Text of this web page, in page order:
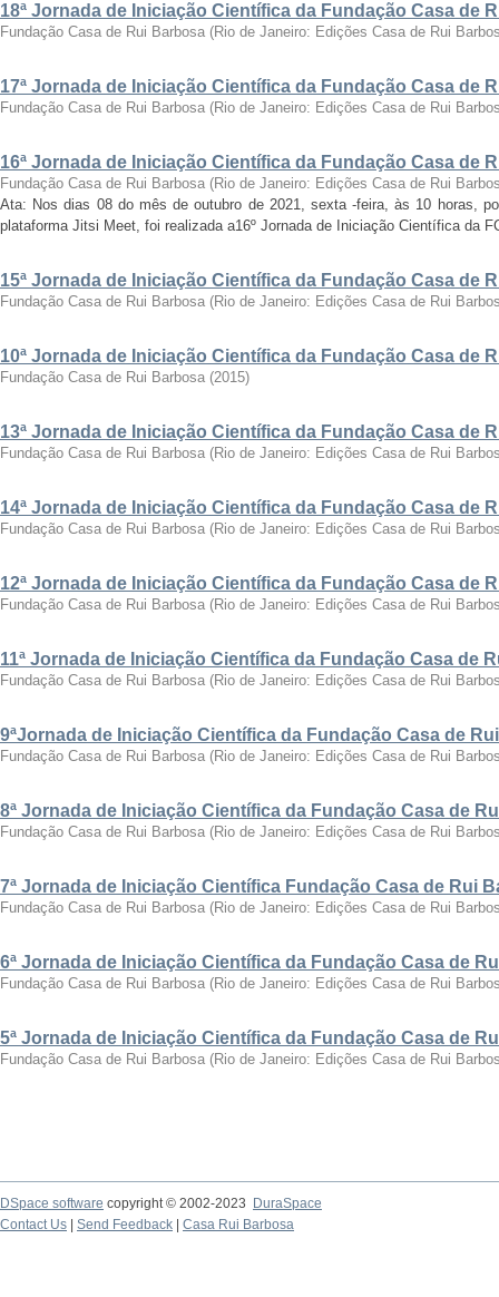
18ª Jornada de Iniciação Científica da Fundação Casa de
Fundação Casa de Rui Barbosa (Rio de Janeiro: Edições Casa de Rui
17ª Jornada de Iniciação Científica da Fundação Casa de
Fundação Casa de Rui Barbosa (Rio de Janeiro: Edições Casa de Rui
16ª Jornada de Iniciação Científica da Fundação Casa de
Fundação Casa de Rui Barbosa (Rio de Janeiro: Edições Casa de Rui
Ata: Nos dias 08 do mês de outubro de 2021, sexta -feira, às 10 horas,
plataforma Jitsi Meet, foi realizada a16º Jornada de Iniciação Científica da
15ª Jornada de Iniciação Científica da Fundação Casa de
Fundação Casa de Rui Barbosa (Rio de Janeiro: Edições Casa de Rui
10ª Jornada de Iniciação Científica da Fundação Casa de
Fundação Casa de Rui Barbosa (2015)
13ª Jornada de Iniciação Científica da Fundação Casa de
Fundação Casa de Rui Barbosa (Rio de Janeiro: Edições Casa de Rui
14ª Jornada de Iniciação Científica da Fundação Casa de
Fundação Casa de Rui Barbosa (Rio de Janeiro: Edições Casa de Rui
12ª Jornada de Iniciação Científica da Fundação Casa de
Fundação Casa de Rui Barbosa (Rio de Janeiro: Edições Casa de Rui
11ª Jornada de Iniciação Científica da Fundação Casa de
Fundação Casa de Rui Barbosa (Rio de Janeiro: Edições Casa de Rui
9ªJornada de Iniciação Científica da Fundação Casa de
Fundação Casa de Rui Barbosa (Rio de Janeiro: Edições Casa de Rui
8ª Jornada de Iniciação Científica da Fundação Casa de
Fundação Casa de Rui Barbosa (Rio de Janeiro: Edições Casa de Rui
7ª Jornada de Iniciação Científica Fundação Casa de Rui
Fundação Casa de Rui Barbosa (Rio de Janeiro: Edições Casa de Rui
6ª Jornada de Iniciação Científica da Fundação Casa de
Fundação Casa de Rui Barbosa (Rio de Janeiro: Edições Casa de Rui
5ª Jornada de Iniciação Científica da Fundação Casa de
Fundação Casa de Rui Barbosa (Rio de Janeiro: Edições Casa de Rui
DSpace software copyright © 2002-2023
DuraSpace
Contact Us
Send Feedback Casa Rui Barbosa